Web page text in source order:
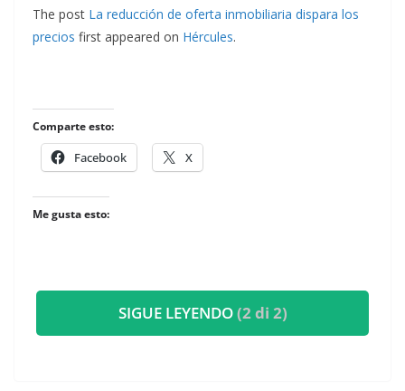
The post La reducción de oferta inmobiliaria dispara los
precios first appeared on Hércules.
Comparte esto:
Facebook X
Me gusta esto:
SIGUE LEYENDO(2 di 2)